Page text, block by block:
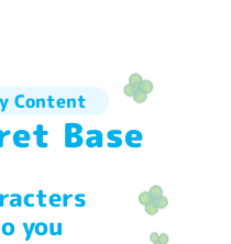
Content
Base
you